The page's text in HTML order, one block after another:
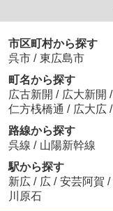
市区町村から探す
呉市 / 東広島市
町名から探す
広古新開 / 広大新開 /
仁方桟橋通 / 広大広 /
路線から探す
呉線 / 山陽新幹線
駅から探す
新広 / 広 / 安芸阿賀 /
川原石